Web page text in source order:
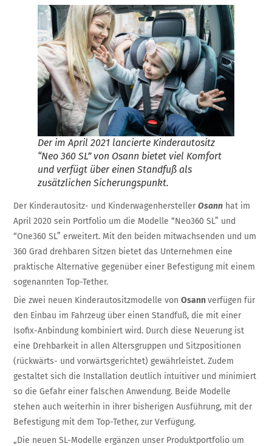
Der im April 2021 lancierte Kinderautositz
“Neo 360 SL” von Osann bietet viel Komfort
und verfügt über einen Standfuß als
zusätzlichen Sicherungspunkt.
Der Kinderautositz- und KinderwagenherstellerOsann hat im
April 2020 sein Portfolio um die Modelle “Neo360 SL” und
“One360 SL” erweitert. Mit den beiden mitwachsenden und um
360 Grad drehbaren Sitzen bietet das Unternehmen eine
praktische Alternative gegenüber einer Befestigung mit einem
sogenannten Top-Tether.
Die zwei neuen Kinderautositzmodelle vonOsannverfügen für
den Einbau im Fahrzeug über einen Standfuß, die mit einer
Isofix-Anbindung kombiniert wird. Durch diese Neuerung ist
eine Drehbarkeit in allen Altersgruppen und Sitzpositionen
(rückwärts- und vorwärtsgerichtet) gewährleistet. Zudem
gestaltet sich die Installation deutlich intuitiver und minimiert
so die Gefahr einer falschen Anwendung. Beide Modelle
stehen auch weiterhin in ihrer bisherigen Ausführung, mit der
Befestigung mit dem Top-Tether, zur Verfügung.
„Die neuen SL-Modelle ergänzen unser Produktportfolio um